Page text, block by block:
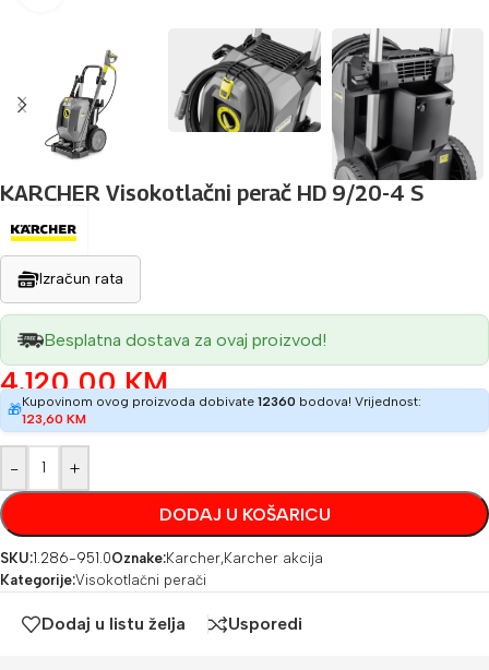
KARCHER Visokotlačni perač HD 9/20-4 S
Izračun rata
Besplatna dostava za ovaj proizvod!
4.120,00KM
🎁Kupovinom ovog proizvoda dobivate 12360 bodova! Vrijednost:
123,60 KM
- +
DODAJ U KOŠARICU
SKU:1.286-951.0Oznake:Karcher,Karcher akcija
Kategorije:Visokotlačni perači
Dodaj u listu želja Usporedi